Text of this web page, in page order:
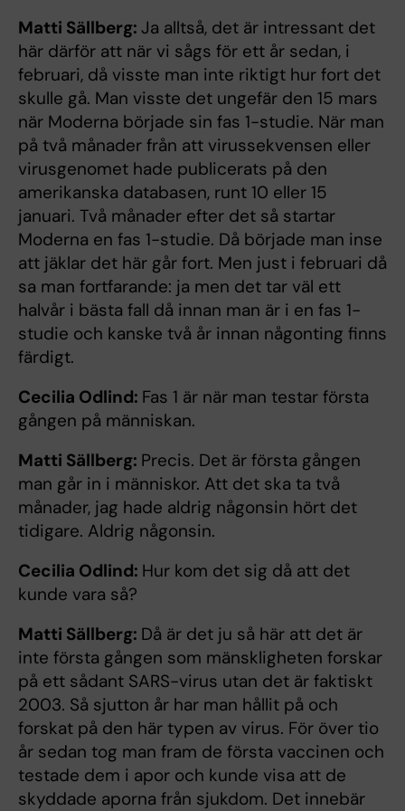
Matti Sällberg: Ja alltså, det är intressant det
här därför att när vi sågs för ett år sedan, i
februari, då visste man inte riktigt hur fort det
skulle gå. Man visste det ungefär den 15 mars
när Moderna började sin fas 1-studie. När man
på två månader från att virussekvensen eller
virusgenomet hade publicerats på den
amerikanska databasen, runt 10 eller 15
januari. Två månader efter det så startar
Moderna en fas 1-studie. Då började man inse
att jäklar det här går fort. Men just i februari då
sa man fortfarande: ja men det tar väl ett
halvår i bästa fall då innan man är i en fas 1-
studie och kanske två år innan någonting finns
färdigt.
Cecilia Odlind: Fas 1 är när man testar första
gången på människan.
Matti Sällberg: Precis. Det är första gången
man går in i människor. Att det ska ta två
månader, jag hade aldrig någonsin hört det
tidigare. Aldrig någonsin.
Cecilia Odlind: Hur kom det sig då att det
kunde vara så?
Matti Sällberg: Då är det ju så här att det är
inte första gången som mänskligheten forskar
på ett sådant SARS-virus utan det är faktiskt
2003. Så sjutton år har man hållit på och
forskat på den här typen av virus. För över tio
år sedan tog man fram de första vaccinen och
testade dem i apor och kunde visa att de
skyddade aporna från sjukdom. Det innebär